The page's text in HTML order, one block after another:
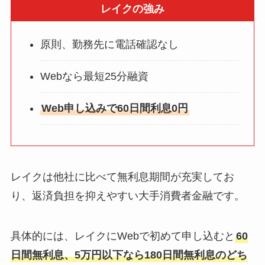
レイクの強み
原則、勤務先に電話確認なし
Webなら最短25分融資
Web申し込みで60日間利息0円
レイクは他社に比べて無利息期間が充実してお
り、返済負担を抑えやすい大手消費者金融です。
具体的には、レイクにWebで初めて申し込むと 60
日間無利息、5万円以下なら180日間無利息のどち